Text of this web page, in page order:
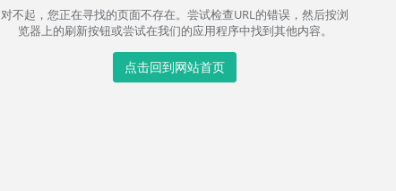
对不起，您正在寻找的页面不存在。尝试检查URL的错误，然后按浏
览器上的刷新按钮或尝试在我们的应用程序中找到其他内容。
点击回到网站首页